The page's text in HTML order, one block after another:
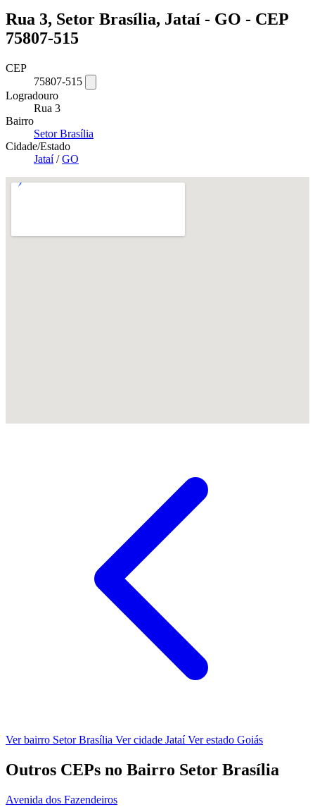
Rua 3, Setor Brasília, Jataí - GO - CEP
75807-515
CEP
75807-515
Logradouro
Rua 3
Bairro
Setor Brasília
Cidade/Estado
Jataí/GO
Ver bairro Setor Brasília Ver cidade JataíVer estado Goiás
Outros CEPs no Bairro Setor Brasília
Avenida dos Fazendeiros